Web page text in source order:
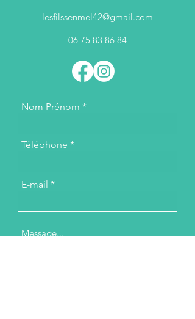
lesfilssenmel42@gmail.com
06 75 83 86 84
Nom Prénom
Téléphone
E-mail
Message...